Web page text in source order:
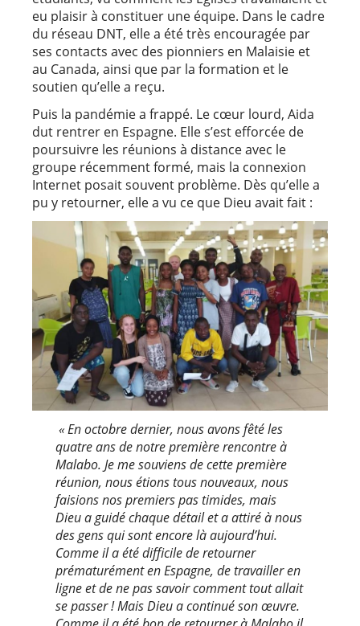
eu plaisir à constituer une équipe. Dans le cadre
du réseau DNT, elle a été très encouragée par
ses contacts avec des pionniers en Malaisie et
au Canada, ainsi que par la formation et le
soutien qu’elle a reçu.
Puis la pandémie a frappé. Le cœur lourd, Aida
dut rentrer en Espagne. Elle s’est efforcée de
poursuivre les réunions à distance avec le
groupe récemment formé, mais la connexion
Internet posait souvent problème. Dès qu’elle a
pu y retourner, elle a vu ce que Dieu avait fait :
« En octobre dernier, nous avons fêté les
quatre ans de notre première rencontre à
Malabo. Je me souviens de cette première
réunion, nous étions tous nouveaux, nous
faisions nos premiers pas timides, mais
Dieu a guidé chaque détail et a attiré à nous
des gens qui sont encore là aujourd’hui.
Comme il a été difficile de retourner
prématurément en Espagne, de travailler en
ligne et de ne pas savoir comment tout allait
se passer ! Mais Dieu a continué son œuvre.